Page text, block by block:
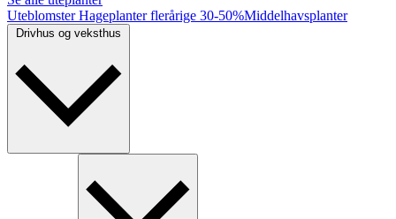
UteblomsterHageplanter flerårige 30-50%Middelhavsplanter